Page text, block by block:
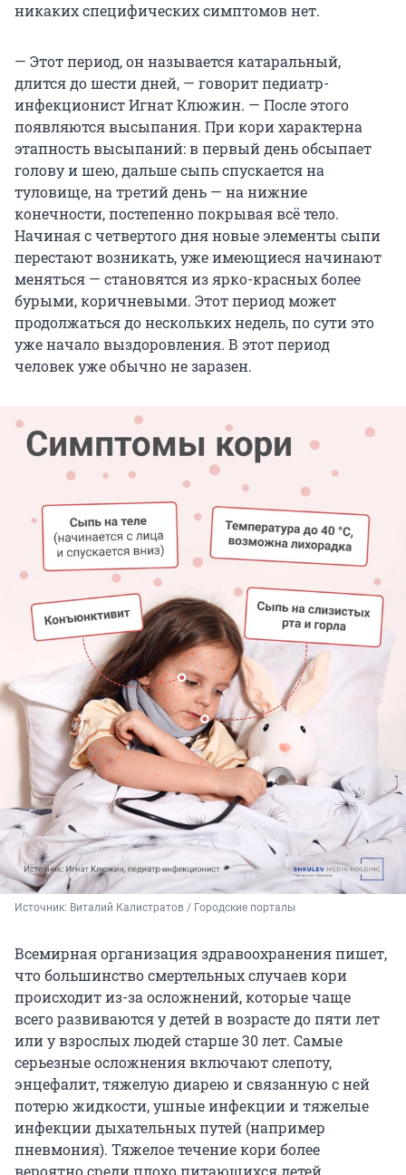
никаких специфических симптомов нет.
— Этот период, он называется катаральный,
длится до шести дней, — говорит педиатр-
инфекционист Игнат Клюжин. — После этого
появляются высыпания. При кори характерна
этапность высыпаний: в первый день обсыпает
голову и шею, дальше сыпь спускается на
туловище, на третий день — на нижние
конечности, постепенно покрывая всё тело.
Начиная с четвертого дня новые элементы сыпи
перестают возникать, уже имеющиеся начинают
меняться — становятся из ярко-красных более
бурыми, коричневыми. Этот период может
продолжаться до нескольких недель, по сути это
уже начало выздоровления. В этот период
человек уже обычно не заразен.
Источник: Виталий Калистратов / Городские порталы
Всемирная организация здравоохранения пишет,
что большинство смертельных случаев кори
происходит из-за осложнений, которые чаще
всего развиваются у детей в возрасте до пяти лет
или у взрослых людей старше 30 лет. Самые
серьезные осложнения включают слепоту,
энцефалит, тяжелую диарею и связанную с ней
потерю жидкости, ушные инфекции и тяжелые
инфекции дыхательных путей (например
пневмония). Тяжелое течение кори более
вероятно среди плохо питающихся детей